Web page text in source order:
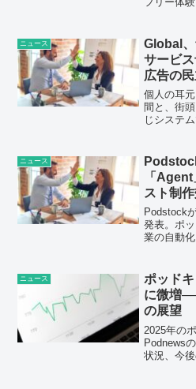
ニュース
Global
サービ
広告の
個人の耳
間と、街
じシステ
はネット
ザインす
ニュース
「
スト制
Podstock
発表。ポ
業の自動
業界に変
ニュース
ポッド
に微増
の展望
2025年の
Podnews
状況、今